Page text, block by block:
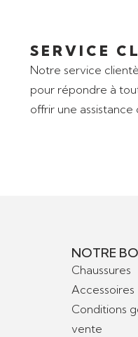
SERVICE
Notre service
pour répondre à
offrir une assistance
NOTRE
Chaussures
Accessoires
Conditions
vente